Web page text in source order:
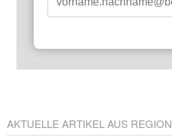
AKTUELLE ARTIKEL AUS REGION